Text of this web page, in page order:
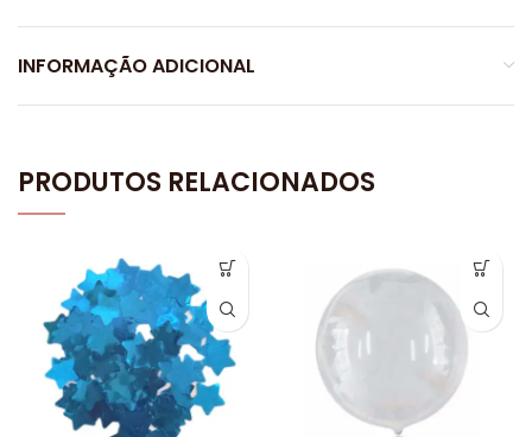
INFORMAÇÃO ADICIONAL
PRODUTOS RELACIONADOS